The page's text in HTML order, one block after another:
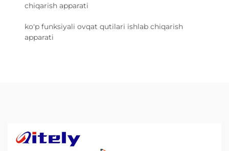
chiqarish apparati
ko'p funksiyali ovqat qutilari ishlab chiqarish
apparati